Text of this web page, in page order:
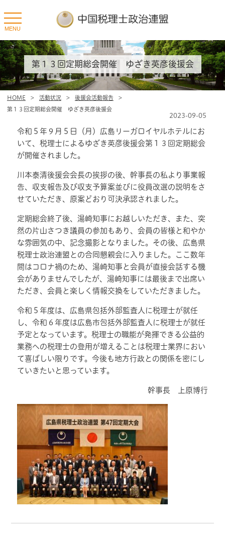
toggle
navigation
MENU
HOME > 活動状況 > 後援会活動報告
>
第１３回定期総会開催 ゆざき英彦後援会
第１３回定期総会開催 ゆざき英彦後援会
2023-09-05
令和５年９月５日（月）広島リーガロイヤルホテルにお
いて、税理士によるゆざき英彦後援会第１３回定期総会
が開催されました。
川本泰清後援会会長の挨拶の後、幹事長の私より事業報
告、収支報告及び収支予算案並びに役員改選の説明をさ
せていただき、原案どおり可決承認されました。
定期総会終了後、湯崎知事にお越しいただき、また、突
然の片山さつき議員の参加もあり、会員の皆様と和やか
な雰囲気の中、記念撮影となりました。その後、広島県
税理士政治連盟との合同懇親会に入りました。ここ数年
間はコロナ禍のため、湯崎知事と会員が直接会話する機
会がありませんでしたが、湯崎知事には最後まで出席い
ただき、会員と楽しく情報交換をしていただきました。
令和５年度は、広島県包括外部監査人に税理士が就任
し、令和６年度は広島市包括外部監査人に税理士が就任
予定となっています。税理士の職能が発揮できる公益的
業務への税理士の登用が増えることは税理士業界におい
て喜ばしい限りです。今後も地方行政との関係を密にし
ていきたいと思っています。
幹事長 上原博行